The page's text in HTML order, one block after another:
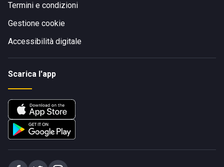
Termini e condizioni
Gestione cookie
Accessibilità digitale
Scarica l'app